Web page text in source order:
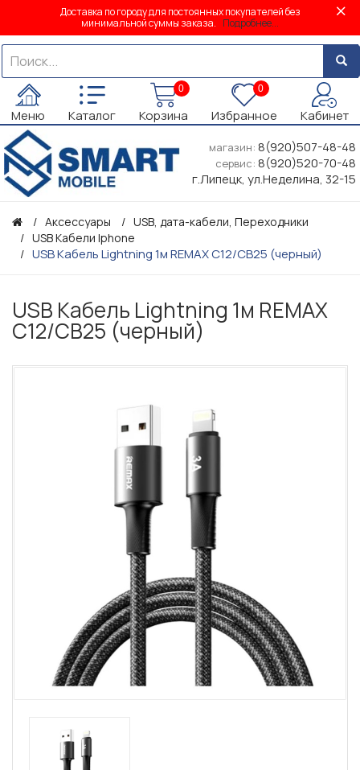
Доставка по городу для постоянных покупателей без
минимальной суммы заказа. Подробнее...
Меню Каталог
0
Корзина
0
Избранное Кабинет
магазин: 8(920)507-48-48
сервис: 8(920)520-70-48
г.Липецк, ул.Неделина, 32-15
Аксессуары
USB, дата-кабели, Переходники
USB Кабели Iphone
USB Кабель Lightning 1м REMAX C12/CB25 (черный)
USB Кабель Lightning 1м REMAX
C12/CB25 (черный)